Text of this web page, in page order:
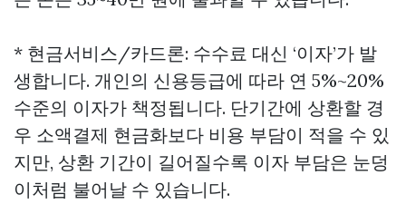
* 현금서비스/카드론: 수수료 대신 ‘이자’가 발
생합니다. 개인의 신용등급에 따라 연 5%~20%
수준의 이자가 책정됩니다. 단기간에 상환할 경
우 소액결제 현금화보다 비용 부담이 적을 수 있
지만, 상환 기간이 길어질수록 이자 부담은 눈덩
이처럼 불어날 수 있습니다.